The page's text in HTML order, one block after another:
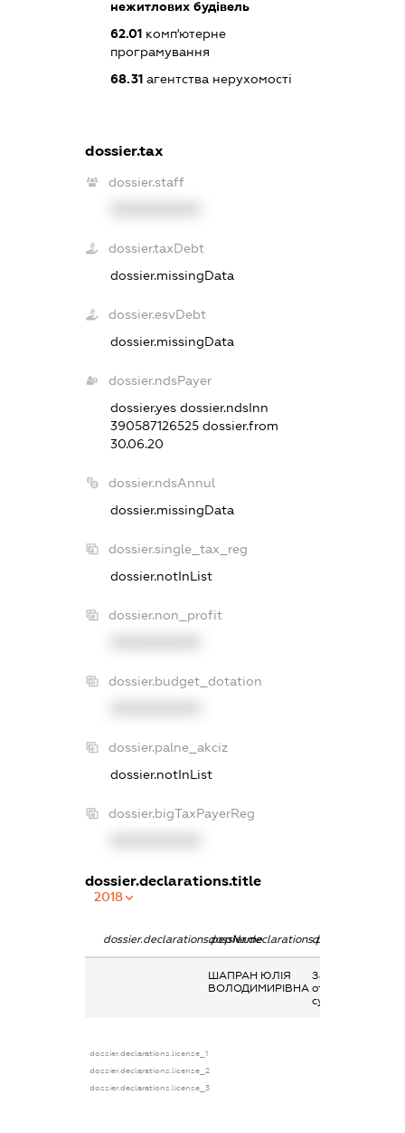
нежитлових будівель
62.01 комп'ютерне
програмування
68.31 агентства нерухомості
dossier.tax
dossier.staff
dossier.taxDebt
dossier.missingData
dossier.esvDebt
dossier.missingData
dossier.ndsPayer
dossier.yesdossier.ndsInn
390587126525dossier.from
30.06.20
dossier.ndsAnnul
dossier.missingData
dossier.single_tax_reg
dossier.notInList
dossier.non_profit
dossier.budget_dotation
dossier.palne_akciz
dossier.notInList
dossier.bigTaxPayerReg
dossier.declarations.title
2018
dossier.declarations.pepNamedossier.declarations.personName
ШАПРАН ЮЛІЯ
ВОЛОДИМИРІВНА
Заробітна плата
отримана за
сумісництвом
dossier.declarations.license_1
dossier.declarations.license_2
dossier.declarations.license_3